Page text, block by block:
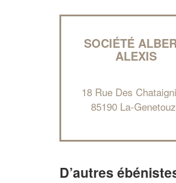
SOCIÉTÉ
ALEXIS
18 Rue Des
85190 La-
D’autres